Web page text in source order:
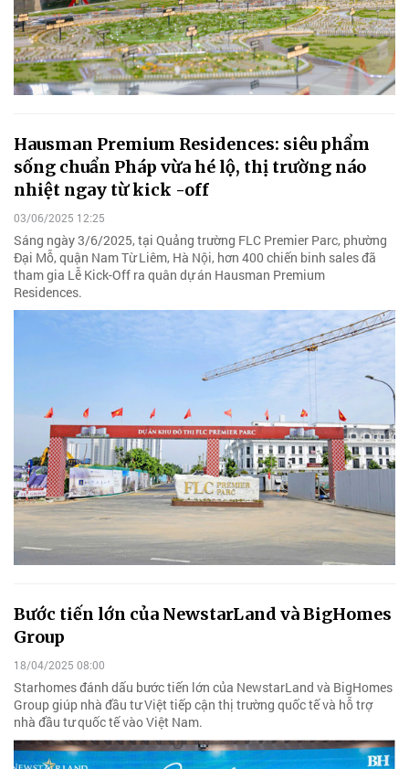
Hausman Premium Residences: siêu phẩm
sống chuẩn Pháp vừa hé lộ, thị trường náo
nhiệt ngay từ kick -off
03/06/2025 12:25
Sáng ngày 3/6/2025, tại Quảng trường FLC Premier Parc, phường
Đại Mỗ, quận Nam Từ Liêm, Hà Nội, hơn 400 chiến binh sales đã
tham gia Lễ Kick-Off ra quân dự án Hausman Premium
Residences.
Bước tiến lớn của NewstarLand và BigHomes
Group
18/04/2025 08:00
Starhomes đánh dấu bước tiến lớn của NewstarLand và BigHomes
Group giúp nhà đầu tư Việt tiếp cận thị trường quốc tế và hỗ trợ
nhà đầu tư quốc tế vào Việt Nam.